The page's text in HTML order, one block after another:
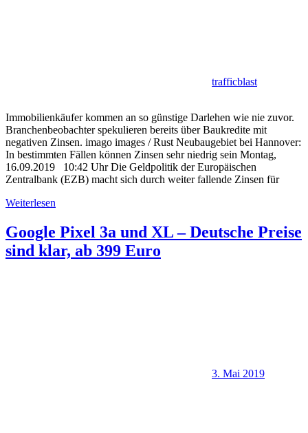
trafficblast
Immobilienkäufer kommen an so günstige Darlehen wie nie zuvor.
Branchenbeobachter spekulieren bereits über Baukredite mit
negativen Zinsen. imago images / Rust Neubaugebiet bei Hannover:
In bestimmten Fällen können Zinsen sehr niedrig sein Montag,
16.09.2019 10:42 Uhr Die Geldpolitik der Europäischen
Zentralbank (EZB) macht sich durch weiter fallende Zinsen für
Weiterlesen
Google Pixel 3a und XL – Deutsche Preise
sind klar, ab 399 Euro
3. Mai 2019